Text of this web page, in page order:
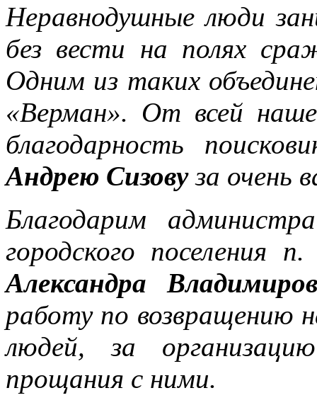
Неравнодушные люди
без вести на полях
Одним из таких
«Верман». От всей
благодарность
Андрею Сизовуза очень
Благодарим
городского поселения
Александра
работу по возвращению
людей, за
прощания с ними.